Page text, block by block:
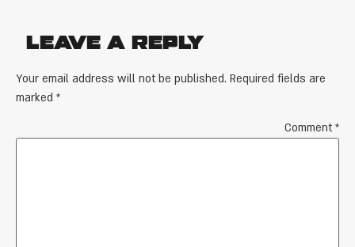
Leave a Reply
Your email address will not be published. Required fields are
marked *
Comment*